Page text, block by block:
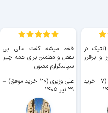
آنتیک در
برقرار
سیدکاظم حجازی (۷ خرید
فقط میشه گفت عالی بی
نقص و مطمئن برای همه چیز
سپاسگزارم ممنون
علی وزیری (۳۰ خرید موفق)
–
۲۹ تیر ۱۴۰۵